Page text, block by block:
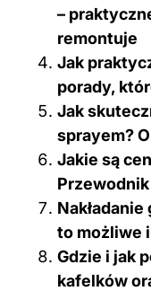
–
remontuje
Jak
porady,
Jak
sprayem?
Jakie są
Nakładanie
to możliwe
Gdzie i jak
kafelków